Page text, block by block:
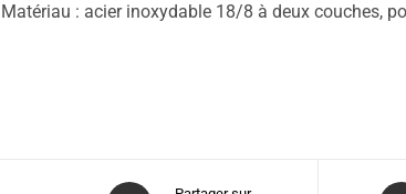
Matériau : acier inoxydable 18/8 à deux couches,